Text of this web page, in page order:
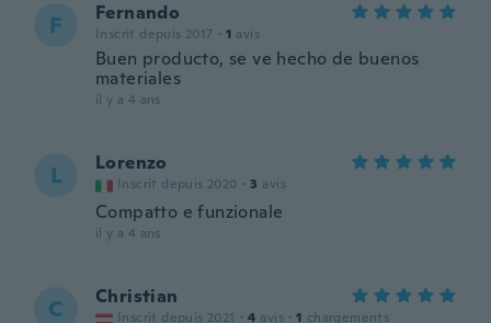
F Fernando
Inscrit depuis 2017 · 1 avis
Buen producto, se ve hecho de buenos
materiales
il y a 4 ans
L Lorenzo
Inscrit depuis 2020 · 3 avis
Compatto e funzionale
il y a 4 ans
C Christian
Inscrit depuis 2021 · 4 avis · 1 chargements